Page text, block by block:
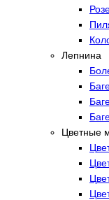
Лепнина
Цветные